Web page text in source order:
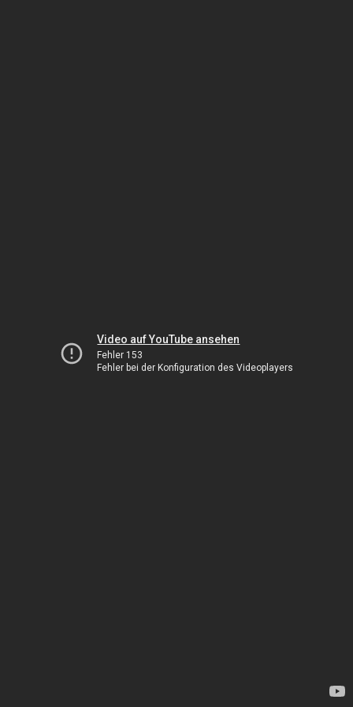
Video auf YouTube ansehen
Fehler 153
Fehler bei der Konfiguration des Videoplayers